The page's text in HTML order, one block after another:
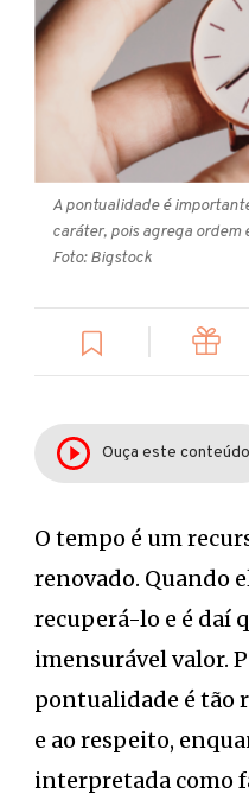
A pontualidade é
caráter, pois agrega ordem
Foto: Bigstock
Ouça este conteúdo
O tempo é um
renovado. Quando
recuperá-lo e é daí
imensurável valor.
pontualidade é tão
e ao respeito,
interpretada como